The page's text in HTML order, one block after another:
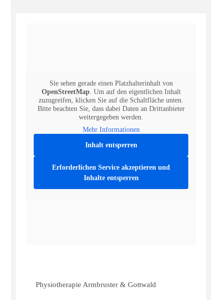
Sie sehen gerade einen Platzhalterinhalt von
OpenStreetMap. Um auf den eigentlichen Inhalt
zuzugreifen, klicken Sie auf die Schaltfläche unten.
Bitte beachten Sie, dass dabei Daten an Drittanbieter
weitergegeben werden.
Mehr Informationen
Inhalt entsperren
Erforderlichen Service akzeptieren und
Inhalte entsperren
Physiotherapie Armbruster & Gottwald